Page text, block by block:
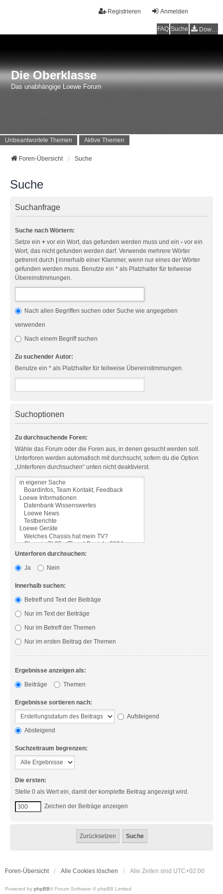
Anmelden
Registrieren
FAQ Suche Downloads
Die Oberklasse
Das unabhängige Loewe Forum
Unbeantwortete Themen Aktive Themen
Foren-Übersicht Suche
Suche
Suchanfrage
Suche nach Wörtern:
Setze ein + vor ein Wort, das gefunden werden muss und ein - vor ein
Wort, das nicht gefunden werden darf. Verwende mehrere Wörter
getrennt durch
innerhalb einer Klammer, wenn nur eines der Wörter
gefunden werden muss. Benutze ein * als Platzhalter für teilweise
Übereinstimmungen.
Nach allen Begriffen suchen oder Suche wie angegeben
verwenden
Nach einem Begriff suchen
Zu suchender Autor:
Benutze ein * als Platzhalter für teilweise Übereinstimmungen.
Suchoptionen
Zu durchsuchende Foren:
Wähle das Forum oder die Foren aus, in denen gesucht werden soll.
Unterforen werden automatisch mit durchsucht, sofern du die Option
„Unterforen durchsuchen“ unten nicht deaktivierst.
Unterforen durchsuchen:
Ja
Nein
Innerhalb suchen:
Betreff und Text der Beiträge
Nur im Text der Beiträge
Nur im Betreff der Themen
Nur im ersten Beitrag der Themen
Ergebnisse anzeigen als:
Beiträge
Themen
Ergebnisse sortieren nach:
Aufsteigend
Absteigend
Suchzeitraum begrenzen:
Die ersten:
Stelle 0 als Wert ein, damit der komplette Beitrag angezeigt wird.
Zeichen der Beiträge anzeigen
Foren-Übersicht Alle Cookies löschen Alle Zeiten sind UTC+02:00
Powered by phpBB® Forum Software © phpBB Limited